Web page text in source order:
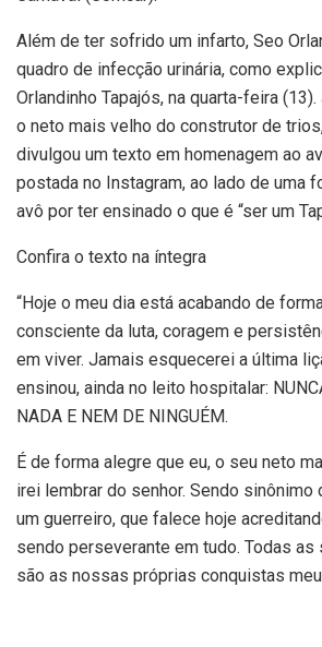
Além de ter sofrido um infarto, Seo
quadro de infecção urinária, como
Orlandinho Tapajós, na quarta-feira
o neto mais velho do construtor de
divulgou um texto em homenagem ao
postada no Instagram, ao lado de uma
avô por ter ensinado o que é “ser um
Confira o texto na íntegra
“Hoje o meu dia está acabando de
consciente da luta, coragem e
em viver. Jamais esquecerei a última
ensinou, ainda no leito hospitalar:
NADA E NEM DE NINGUÉM.
É de forma alegre que eu, o seu neto
irei lembrar do senhor. Sendo sinônimo
um guerreiro, que falece hoje
sendo perseverante em tudo. Todas as
são as nossas próprias conquistas